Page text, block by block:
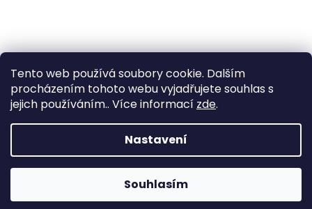
Tento web používá soubory cookie. Dalším
procházením tohoto webu vyjadřujete souhlas s
jejich používáním.. Více informací zde.
Nastavení
Souhlasím
Vytvořil Shoptet
Copyright 2026YachtNet shop. Všechna práva
vyhrazena.